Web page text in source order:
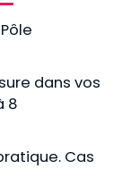
dans vos
8
Cas